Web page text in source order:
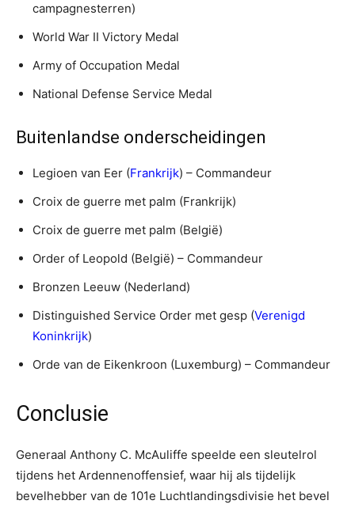
campagnesterren)
World War II Victory Medal
Army of Occupation Medal
National Defense Service Medal
Buitenlandse onderscheidingen
Legioen van Eer (Frankrijk) – Commandeur
Croix de guerre met palm (Frankrijk)
Croix de guerre met palm (België)
Order of Leopold (België) – Commandeur
Bronzen Leeuw (Nederland)
Distinguished Service Order met gesp (Verenigd
Koninkrijk)
Orde van de Eikenkroon (Luxemburg) – Commandeur
Conclusie
Generaal Anthony C. McAuliffe speelde een sleutelrol
tijdens het Ardennenoffensief, waar hij als tijdelijk
bevelhebber van de 101e Luchtlandingsdivisie het bevel